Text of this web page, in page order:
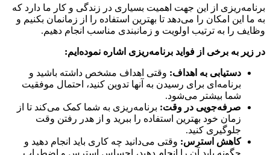
از این جهت اهمیت بسیاری در زندگی و کار ما دارد که
این امکان را می‌دهد تا بهترین استفاده را از زمانمان بکنیم و
را به ترتیب اولویت و زمانبندی مناسب انجام دهیم.
به برخی از فواید برنامه‌ریزی اشاره نموده‌ایم:
دستیابی به اهداف:وقتی اهداف مشخص داشته باشید و
برنامه‌ای برای رسیدن به آنها تدوین کنید، احتمال موفقیت
شما بیشتر می‌شود.
صرفه‌جویی در وقت:برنامه‌ریزی به شما کمک می‌کند تا از
زمان خود بهترین استفاده را ببرید و از هدر رفتن وقت
جلوگیری کنید.
کاهش استرس:وقتی می‌دانید چه کاری باید انجام دهید و
چگونه باید آن را انجام دهید، احساس استرس و اضطراب